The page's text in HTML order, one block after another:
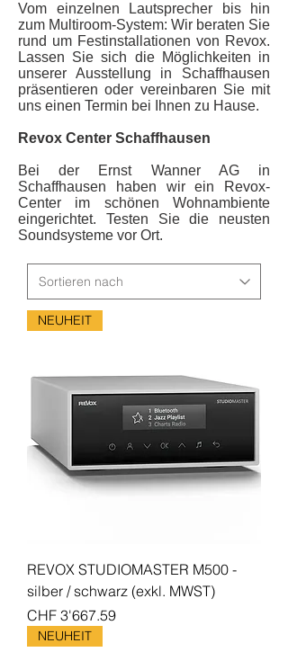
Vom einzelnen Lautsprecher bis hin
zum Multiroom-System: Wir beraten Sie
rund um Festinstallationen von Revox.
Lassen Sie sich die Möglichkeiten in
unserer Ausstellung in Schaffhausen
präsentieren oder vereinbaren Sie mit
uns einen Termin bei Ihnen zu Hause.
Revox Center Schaffhausen
Bei der Ernst Wanner AG in
Schaffhausen haben wir ein Revox-
Center im schönen Wohnambiente
eingerichtet. Testen Sie die neusten
Soundsysteme vor Ort.
NEUHEIT
REVOX STUDIOMASTER M500 -
silber / schwarz (exkl. MWST)
Preis
CHF 3'667.59
NEUHEIT